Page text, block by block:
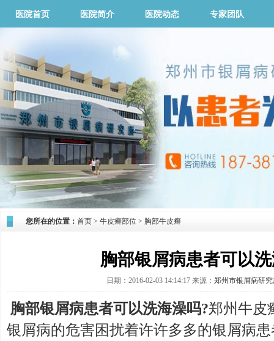
医院首页 医院简介 医院动态 专家团队
您所在的位置： 首页 > 牛皮癣部位 > 胸部牛皮癣
胸部银屑病患者可以
日期：2016-02-03 14:14:17 来源： 郑州市银屑病研
胸部银屑病患者可以洗海澡吗?郑州牛皮
银屑病的危害困扰着许许多多的银屑病